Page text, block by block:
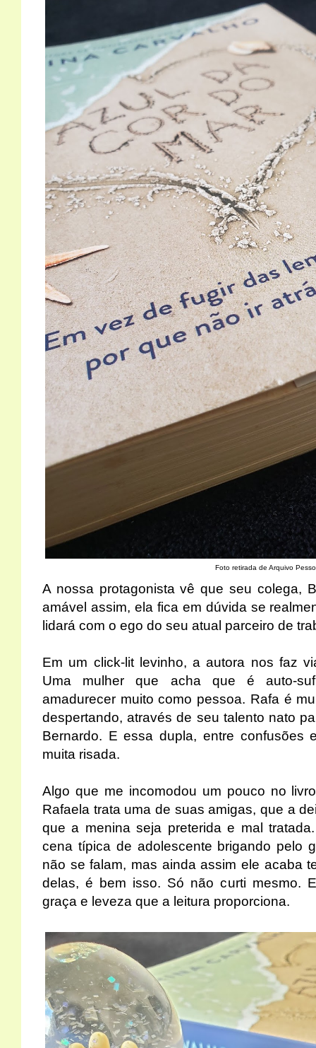
Foto retirada de Arquivo
A nossa protagonista vê que seu colega,
amável assim, ela fica em dúvida se
lidará com o ego do seu atual parceiro de
Em um click-lit levinho, a autora nos faz
Uma mulher que acha que é auto-
amadurecer muito como pessoa. Rafa é
despertando, através de seu talento nato
Bernardo. E essa dupla, entre confusões
muita risada.
Algo que me incomodou um pouco no
Rafaela trata uma de suas amigas, que a
que a menina seja preterida e mal
cena típica de adolescente brigando pelo
não se falam, mas ainda assim ele acaba
delas, é bem isso. Só não curti mesmo.
graça e leveza que a leitura proporciona.